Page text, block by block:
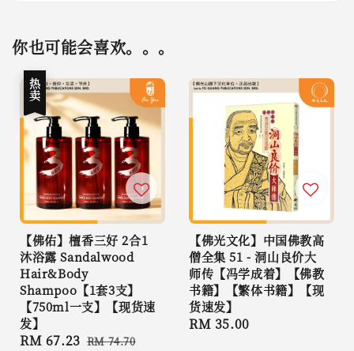
你也可能会喜欢。。。
热卖
【佛佑】檀香三好 2合1
沐浴露 Sandalwood
Hair&Body
Shampoo【1套3支】
【750ml一支】【现货速
发】
Sale
RM 67.23 Regular
RM 74.70
【佛光文化】中国佛教高
僧全集 51 - 洞山良价大
师传【冯学成着】【佛教
书籍】【繁体书籍】【现
货速发】
Regular
RM 35.00